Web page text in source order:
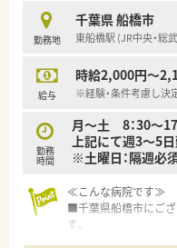
夜勤を希望する場合は
が可能です
■勤務時間や曜日が
勤務等、ご希望をまず
休日は福利厚生制度
遇制度が受けること
■急性期から回復期、
勤務地
千葉県 船橋市
東船橋駅 (JR中央・総
給与
時給2,000円～
※経験・条件考慮し決
勤務
時間
月～土 8：30～17
上記にて週3～5
※土曜日：隔週必
≪こんな病院です≫
■千葉県船橋市にござ
す。